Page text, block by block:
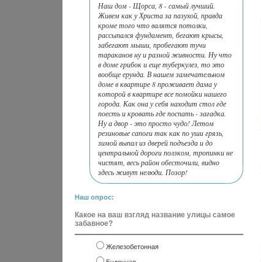
Наш дом - Щорса, 8 - самый лучший.
Живем как у Христа за пазухой, правда
кроме того что валятся потолки,
рассыпался фундамент, бегают крысы,
забегают мыши, пробегают тучи
тараканов ну и разной живности. Ну что
в доме грибок и еще туберкулез, то это
вообще ерунда. В нашем замечательном
доме в квартире 8 проживает дама у
которой в квартире все помойки нашего
города. Как она у себя находит стол где
поесть и кровать где поспать - загадка.
Ну а двор - это просто чудо! Летом
резиновые сапоги так как по уши грязь,
зимой выпал из дверей подъезда и до
центральной дороги ползком, тропинки не
чистят, весь район обесточили, видно
здесь живут нелюди. Позор!
Наш опрос:
Какое на ваш взгляд название улицы самое
забавное?
Железобетонная